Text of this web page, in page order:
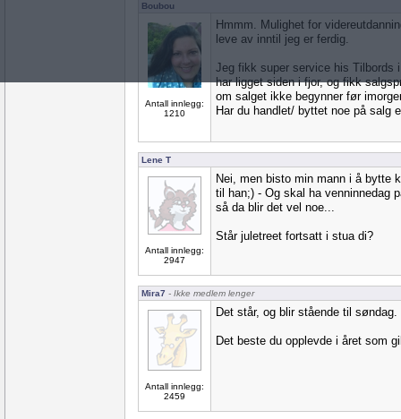
Boubou
Antall innlegg:
1210
Hmmm. Mulighet for
leve av inntil jeg er ferdig.
Jeg fikk super service his Tilbords
har ligget siden i fjor, og fikk
om salget ikke begynner før
Har du handlet/ byttet noe på salg
Lene T
Antall innlegg:
2947
Nei, men bisto min mann i å bytte
til han;) - Og skal ha venninnedag
så da blir det vel noe...
Står juletreet fortsatt i stua di?
Mira7 - Ikke medlem lenger
Antall innlegg:
2459
Det står, og blir stående til søndag.
Det beste du opplevde i året som